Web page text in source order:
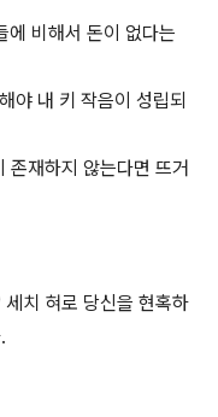
에 비해서 돈이 없다는
야 내 키 작음이 성립되
존재하지 않는다면 뜨거
치 혀로 당신을 현혹하